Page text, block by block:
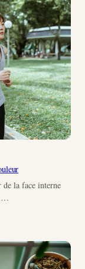
de la face interne